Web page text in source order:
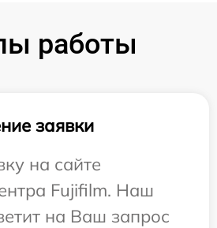
работы
заявки
на сайте
Fujifilm. Наш
на Ваш запрос